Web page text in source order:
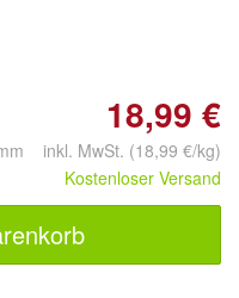
18,99 €
inkl. MwSt. (18,99 €/kg)
Kostenloser Versand